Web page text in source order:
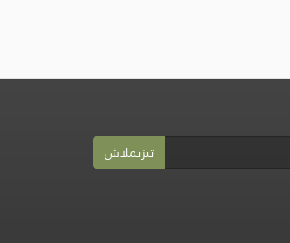
تىزىملاش